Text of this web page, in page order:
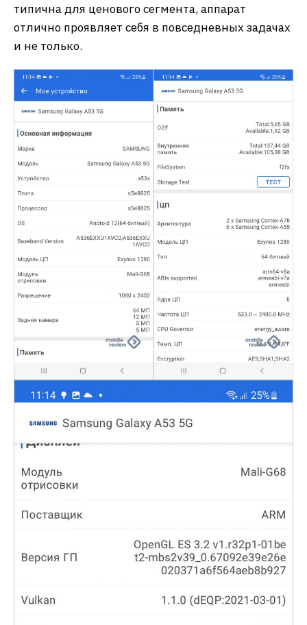
типична для ценового сегмента, аппарат
отлично проявляет себя в повседневных задачах
и не только.